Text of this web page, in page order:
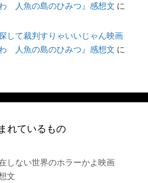
わ 人魚の島のひみつ』感想文 に
して裁判すりゃいいじゃん映画
わ 人魚の島のひみつ』感想文 に
れているもの
しない世界のホラーかよ映画
文